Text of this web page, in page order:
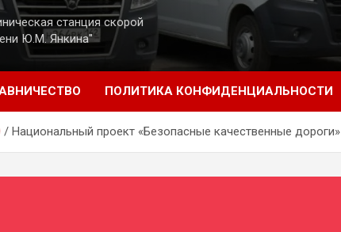
станция скорой
Ю.М. Янкина"
ПОЛИТИКА КОНФИДЕНЦИАЛЬНОСТИ
Национальный проект «Безопасные качественные дороги»